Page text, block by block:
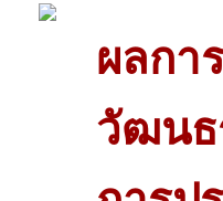
ผลกา
วัฒนธ